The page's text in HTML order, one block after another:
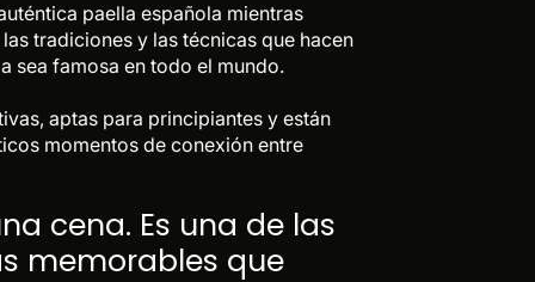
paella española mientras
tradiciones y las técnicas que hacen
sea famosa en todo el mundo.
aptas para principiantes y están
momentos de conexión entre
cena. Es una de las
memorables que